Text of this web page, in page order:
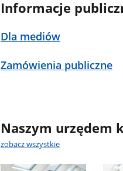
Informacje
Dla mediów
Zamówienia publiczne
Naszym urzędem
zobacz wszystkie